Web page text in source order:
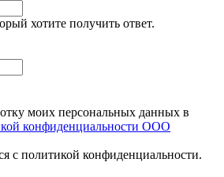
хотите получить ответ.
моих персональных данных в
конфиденциальности ООО
с политикой конфиденциальности.